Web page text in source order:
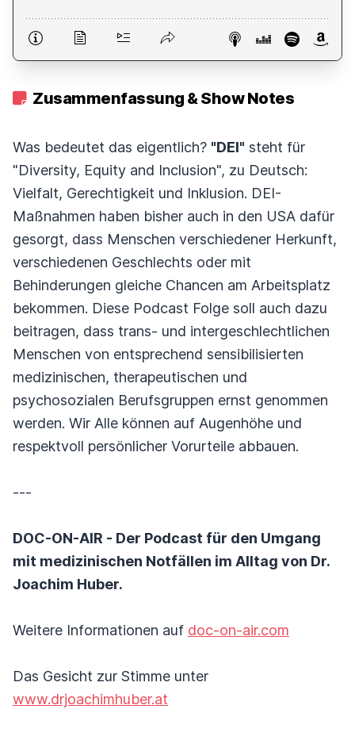
Zusammenfassung & Show Notes
Was bedeutet das eigentlich? "DEI" steht für
"Diversity, Equity and Inclusion", zu Deutsch:
Vielfalt, Gerechtigkeit und Inklusion. DEI-
Maßnahmen haben bisher auch in den USA dafür
gesorgt, dass Menschen verschiedener Herkunft,
verschiedenen Geschlechts oder mit
Behinderungen gleiche Chancen am Arbeitsplatz
bekommen. Diese Podcast Folge soll auch dazu
beitragen, dass trans- und intergeschlechtlichen
Menschen von entsprechend sensibilisierten
medizinischen, therapeutischen und
psychosozialen Berufsgruppen ernst genommen
werden. Wir Alle können auf Augenhöhe und
respektvoll persönlicher Vorurteile abbauen.
---
DOC-ON-AIR - Der Podcast für den Umgang
mit medizinischen Notfällen im Alltag von Dr.
Joachim Huber.
Weitere Informationen auf doc-on-air.com
Das Gesicht zur Stimme unter
www.drjoachimhuber.at